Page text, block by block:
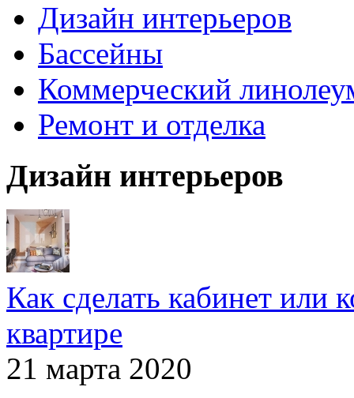
Дизайн интерьеров
Бассейны
Коммерческий
Ремонт и отделка
Дизайн интерьеров
Как сделать кабинет или
квартире
21 марта 2020